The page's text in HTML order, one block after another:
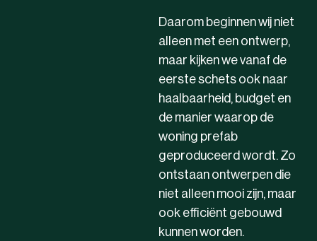
Daarom beginnen wij niet
alleen met een ontwerp,
maar kijken we vanaf de
eerste schets ook naar
haalbaarheid, budget en
de manier waarop de
woning prefab
geproduceerd wordt. Zo
ontstaan ontwerpen die
niet alleen mooi zijn, maar
ook efficiënt gebouwd
kunnen worden.